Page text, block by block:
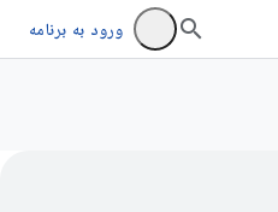
ورود به برنامه